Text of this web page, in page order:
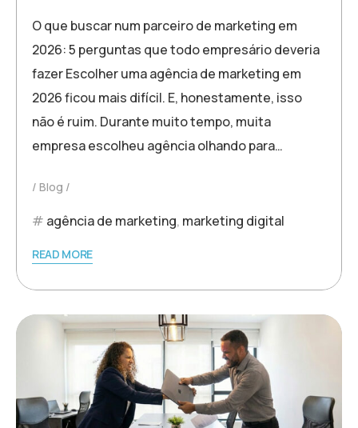
O que buscar num parceiro de marketing em
2026: 5 perguntas que todo empresário deveria
fazer Escolher uma agência de marketing em
2026 ficou mais difícil. E, honestamente, isso
não é ruim. Durante muito tempo, muita
empresa escolheu agência olhando para…
Blog
agência de marketing, marketing digital
READ MORE